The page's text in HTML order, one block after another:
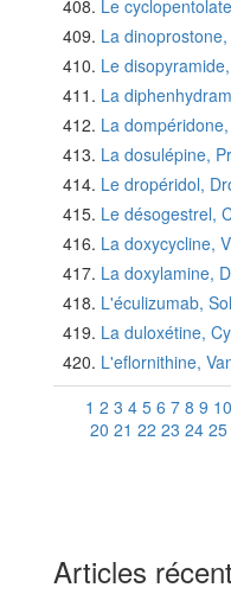
Le
La
Le
La
La
La dosulépine,
Le dropéridol,
Le désogestrel,
La doxycycline,
La doxylamine,
L'éculizumab,
La duloxétine,
L'eflornithine,
1 2 3 4 5 6 7 8 9 10
20 21 22 23 24 25
Articles